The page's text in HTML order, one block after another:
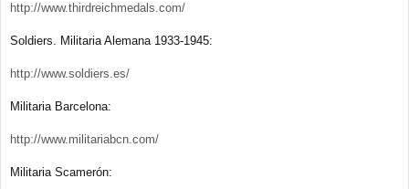
http://www.thirdreichmedals.com/
Soldiers. Militaria Alemana 1933-1945:
http://www.soldiers.es/
Militaria Barcelona:
http://www.militariabcn.com/
Militaria Scamerón: